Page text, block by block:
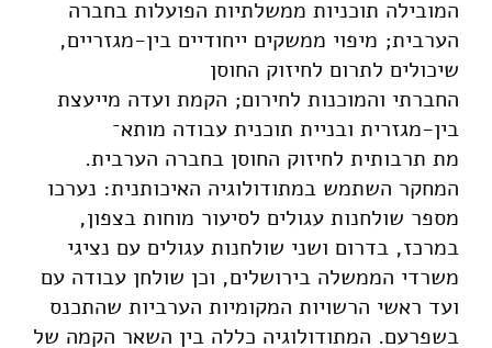
המובילה תוכניות ממשלתיות הפועלות בחברה
הערבית; מיפוי ממשקים ייחודיים בין-מגזריים,
שיכולים לתרום לחיזוק החוסן
החברתי והמוכנות לחירום; הקמת ועדה מייעצת
בין-מגזרית ובניית תוכנית עבודה מותא־
מת תרבותית לחיזוק החוסן בחברה הערבית.
המחקר השתמש במתודולוגיה האיכותנית: נערכו
מספר שולחנות עגולים לסיעור מוחות בצפון,
במרכז, בדרום ושני שולחנות עגולים עם נציגי
משרדי הממשלה בירושלים, וכן שולחן עבודה עם
ועד ראשי הרשויות המקומיות הערביות שהתכנס
בשפרעם. המתודולוגיה כללה בין השאר הקמה של